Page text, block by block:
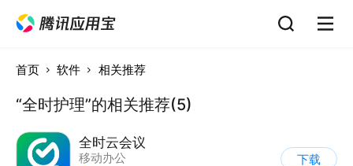
首页 软件 相关推荐
“全时护理”的相关推荐(5)
全时云会议
移动办公
下载